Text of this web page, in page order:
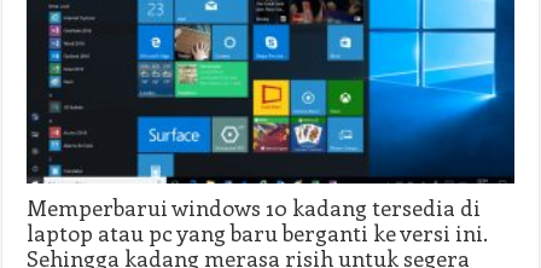
Memperbarui windows 10 kadang tersedia di
laptop atau pc yang baru berganti ke versi ini.
Sehingga kadang merasa risih untuk segera